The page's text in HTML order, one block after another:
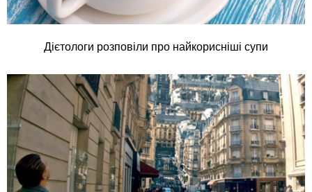
Дієтологи розповіли про найкорисніші супи